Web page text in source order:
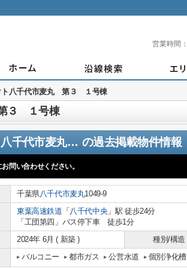
営業時間：
ト八千代市麦丸 第３ １号棟
３ １号棟
アトムセレクト八千代市麦丸 第３ １号棟 の過去掲載物件情報
問い合わせください。
千葉県八千代市麦丸1049-9
東葉高速鉄道 「 八千代中央」駅 徒歩24分
「工団第四」バス停下車 徒歩1分
2024年 6月 ( 新築 ) 種別/構造
バルコニー 都市ガス 公営水道 個別浄化槽